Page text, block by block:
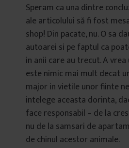
Speram ca una dintre
ale articolului să fi fost
shop! Din pacate, nu. O sa
autoarei si pe faptul ca
in anii care au trecut. A
este nimic mai mult decat
major in vietile unor fiinte
intelege aceasta dorinta,
face responsabil – de la
nu de la samsari de
de chinul acestor animale.